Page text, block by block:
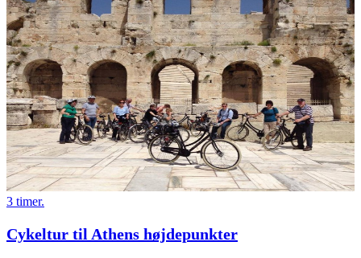
3 timer.
Cykeltur til Athens højdepunkter